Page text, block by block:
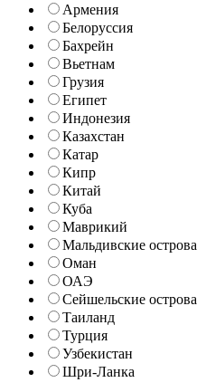
Армения
Белоруссия
Бахрейн
Вьетнам
Грузия
Египет
Индонезия
Казахстан
Катар
Кипр
Китай
Куба
Маврикий
Мальдивские острова
Оман
ОАЭ
Сейшельские острова
Таиланд
Турция
Узбекистан
Шри-Ланка